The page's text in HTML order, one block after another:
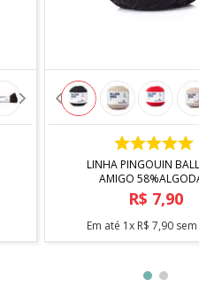
COMPRAR
LINHA PINGOUIN
AMIGO
42%ACRILICO 50GR
R$ 7,90
Em até 1x R$ 7,90sem